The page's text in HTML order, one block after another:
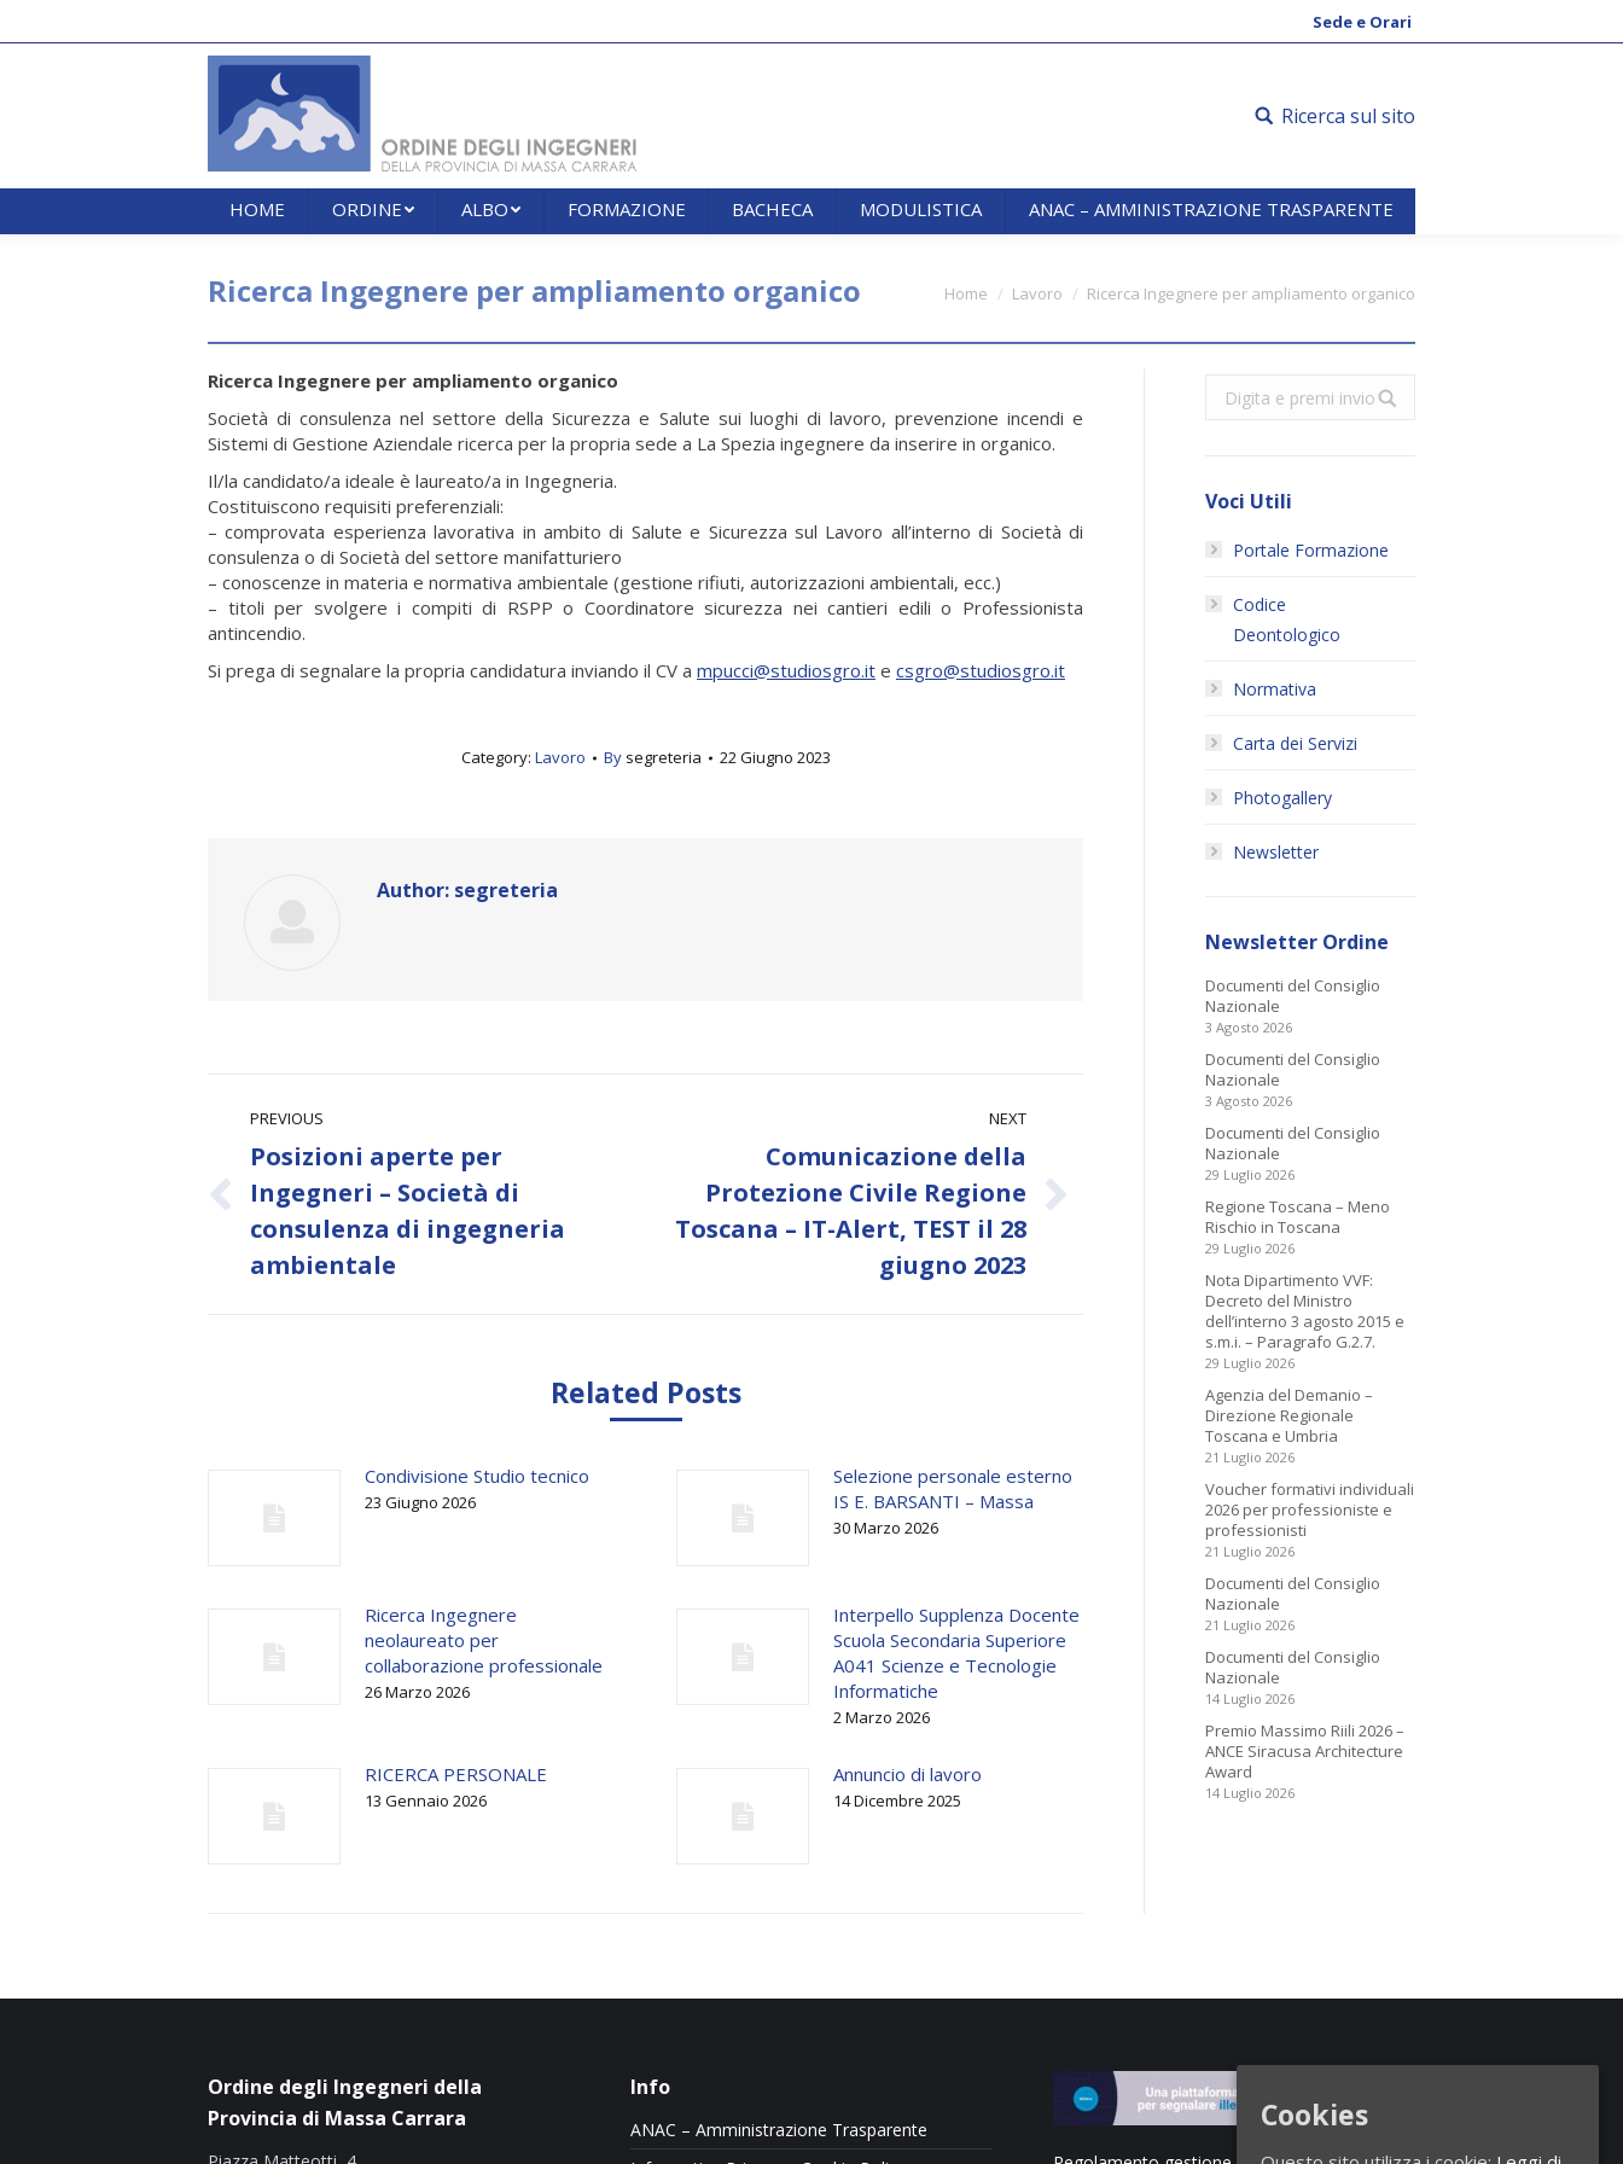
Sede e Orari
Ricerca sul sito
HOME ORDINE ALBO FORMAZIONE BACHECA MODULISTICA ANAC – AMMINISTRAZIONE TRASPARENTE
Ricerca Ingegnere per ampliamento organico You are here:
Home Lavoro Ricerca Ingegnere per ampliamento organico
Ricerca Ingegnere per ampliamento organico
Società di consulenza nel settore della Sicurezza e Salute sui luoghi di lavoro, prevenzione incendi e
Sistemi di Gestione Aziendale ricerca per la propria sede a La Spezia ingegnere da inserire in organico.
Il/la candidato/a ideale è laureato/a in Ingegneria.
Costituiscono requisiti preferenziali:
– comprovata esperienza lavorativa in ambito di Salute e Sicurezza sul Lavoro all’interno di Società di
consulenza o di Società del settore manifatturiero
– conoscenze in materia e normativa ambientale (gestione rifiuti, autorizzazioni ambientali, ecc.)
– titoli per svolgere i compiti di RSPP o Coordinatore sicurezza nei cantieri edili o Professionista
antincendio.
Si prega di segnalare la propria candidatura inviando il CV a mpucci@studiosgro.it e csgro@studiosgro.it
Category: Lavoro By segreteria 22 Giugno 2023
Author: segreteria
navigation
PREVIOUS
Previous
post:
Posizioni aperte per
Ingegneri – Società di
consulenza di ingegneria
ambientale
NEXT
Next
post:
Comunicazione della
Protezione Civile Regione
Toscana – IT-Alert, TEST il 28
giugno 2023
Related Posts
Condivisione Studio tecnico
23 Giugno 2026
Selezione personale esterno
IS E. BARSANTI – Massa
30 Marzo 2026
Ricerca Ingegnere
neolaureato per
collaborazione professionale
26 Marzo 2026
Interpello Supplenza Docente
Scuola Secondaria Superiore
A041 Scienze e Tecnologie
Informatiche
2 Marzo 2026
RICERCA PERSONALE
13 Gennaio 2026
Annuncio di lavoro
14 Dicembre 2025
Search:
Voci Utili
Portale Formazione
Codice
Deontologico
Normativa
Carta dei Servizi
Photogallery
Newsletter
Newsletter Ordine
Documenti del Consiglio
Nazionale
3 Agosto 2026
Documenti del Consiglio
Nazionale
3 Agosto 2026
Documenti del Consiglio
Nazionale
29 Luglio 2026
Regione Toscana – Meno
Rischio in Toscana
29 Luglio 2026
Nota Dipartimento VVF:
Decreto del Ministro
dell’interno 3 agosto 2015 e
s.m.i. – Paragrafo G.2.7.
29 Luglio 2026
Agenzia del Demanio –
Direzione Regionale
Toscana e Umbria
21 Luglio 2026
Voucher formativi individuali
2026 per professioniste e
professionisti
21 Luglio 2026
Documenti del Consiglio
Nazionale
21 Luglio 2026
Documenti del Consiglio
Nazionale
14 Luglio 2026
Premio Massimo Riili 2026 –
ANCE Siracusa Architecture
Award
14 Luglio 2026
Ordine degli Ingegneri della
Provincia di Massa Carrara
Info
ANAC – Amministrazione Trasparente
Cookies
ANAC – AMMINISTRAZIONE TRASPARENTE